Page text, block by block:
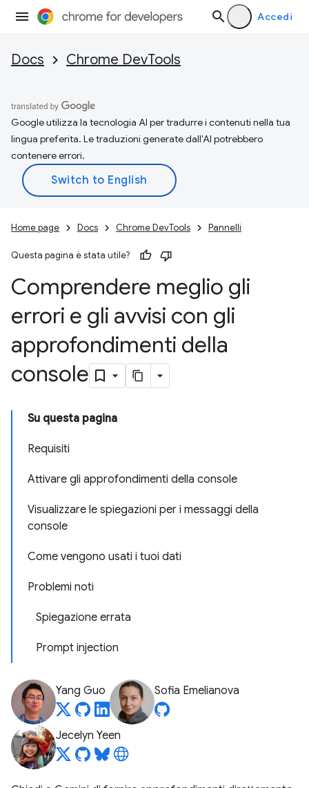
Accedi
Docs Chrome DevTools
Google utilizza la tecnologia AI per tradurre i contenuti nella tua
lingua preferita. Le traduzioni generate dall'AI potrebbero
contenere errori.
Home page Docs Chrome DevTools Pannelli
Questa pagina è stata utile?
Comprendere meglio gli
errori e gli avvisi con gli
approfondimenti della
console
Su questa pagina
Requisiti
Attivare gli approfondimenti della console
Visualizzare le spiegazioni per i messaggi della
console
Come vengono usati i tuoi dati
Problemi noti
Spiegazione errata
Prompt injection
Yang Guo Sofia Emelianova
Jecelyn Yeen